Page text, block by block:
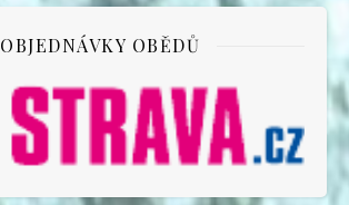
OBJEDNÁVKY OBĚDŮ